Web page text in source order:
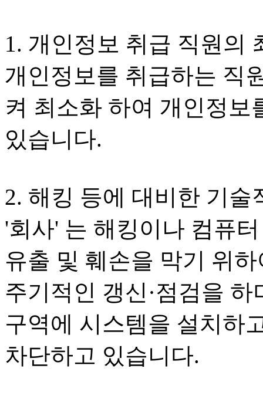
1. 개인정보 취급 직원의
개인정보를 취급하는 직
켜 최소화 하여 개인정보
있습니다.
2. 해킹 등에 대비한 기술
'회사' 는 해킹이나 컴퓨
유출 및 훼손을 막기 위
주기적인 갱신·점검을
구역에 시스템을 설치하
차단하고 있습니다.